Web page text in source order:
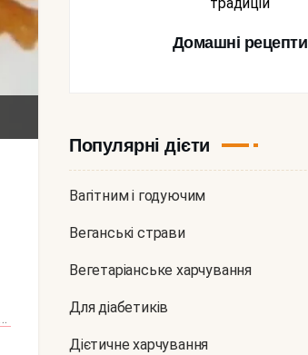
Домашні рецепти
Популярні дієти
Вагітним і годуючим
Веганські страви
Вегетаріанське харчування
Для діабетиків
Дієтичне харчування